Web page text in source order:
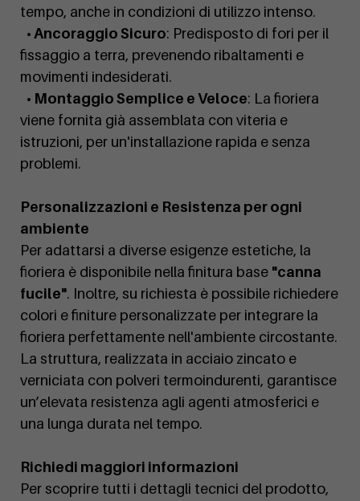
tempo, anche in condizioni di utilizzo intenso.
• Ancoraggio Sicuro: Predisposto di fori per il
fissaggio a terra, prevenendo ribaltamenti e
movimenti indesiderati.
• Montaggio Semplice e Veloce: La fioriera
viene fornita già assemblata con viteria e
istruzioni, per un'installazione rapida e senza
problemi.
Personalizzazioni e Resistenza per ogni
ambiente
Per adattarsi a diverse esigenze estetiche, la
fioriera è disponibile nella finitura base "canna
fucile". Inoltre, su richiesta è possibile richiedere
colori e finiture personalizzate per integrare la
fioriera perfettamente nell'ambiente circostante.
La struttura, realizzata in acciaio zincato e
verniciata con polveri termoindurenti, garantisce
un’elevata resistenza agli agenti atmosferici e
una lunga durata nel tempo.
Richiedi maggiori informazioni
Per scoprire tutti i dettagli tecnici del prodotto,